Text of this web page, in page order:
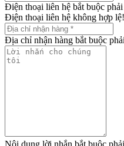
Điện thoại liên hệ bắt buộc
Điện thoại liên hệ không hợp lệ!
Địa chỉ nhận hàng bắt buộc
Nội dung lời nhắn bắt buộc